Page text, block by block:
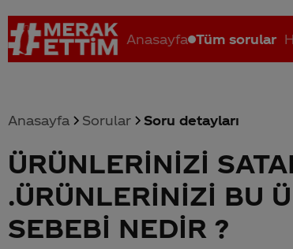
Anasayfa Tüm sorular
Coca-Cola nerenin malı? Coca cola İsrail malı mı
Anasayfa Sorular Soru detayları
ÜRÜNLERİNİZİ
.ÜRÜNLERİNİZİ BU
SEBEBİ NEDİR ?